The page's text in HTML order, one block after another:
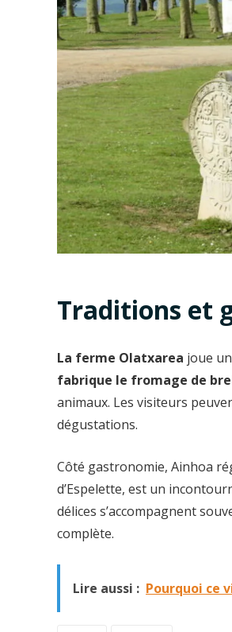
Traditions et
La ferme Olatxarea joue
fabrique le fromage de
animaux. Les visiteurs
dégustations.
Côté gastronomie, Ainhoa
d’Espelette, est un
délices s’accompagnent
complète.
Lire aussi : Pourquoi ce